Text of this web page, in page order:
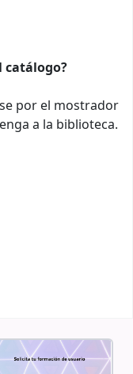
catálogo?
por el mostrador
a la biblioteca.